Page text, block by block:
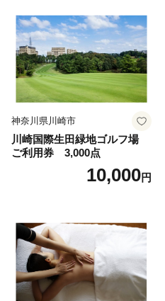
神奈川県川崎市
川崎国際生田緑地ゴルフ場
ご利用券 3,000点
10,000円